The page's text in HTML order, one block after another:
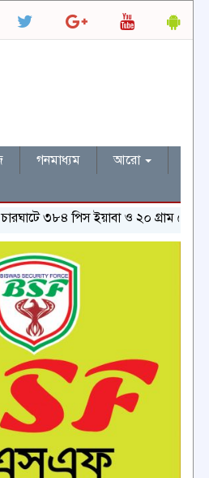
গনমাধ্যম
আরো
পিস ইয়াবা ও ২০ গ্রাম হেরোইনসহ একজন